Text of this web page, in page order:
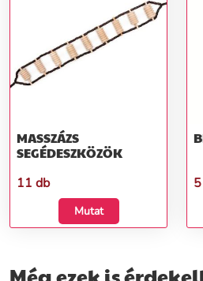
MASSZÁZS
SEGÉDESZKÖZÖK
11 db
Mutat